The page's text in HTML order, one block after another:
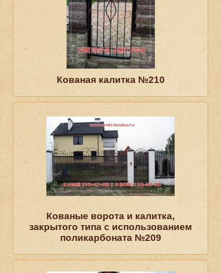
Кованая калитка №210
Кованые ворота и калитка,
закрытого типа с использованием
поликарбоната №209